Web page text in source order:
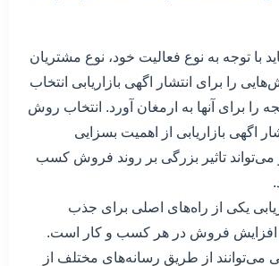
با توجه به نوع فعالیت خود، نوع مشتریان
را برای انتشار اگهی بازاریابی انتخاب
را برای آنها به ارمغان آورد. انتخاب روش
اگهی بازاریابی از اهمیت بسزایی
تاثیر بزرگی بر روند فروش کسب
یکی از راه‌های اصلی برای جذب
افزایش فروش در هر کسب و کار است.
می‌توانند از طریق رسانه‌های مختلف از